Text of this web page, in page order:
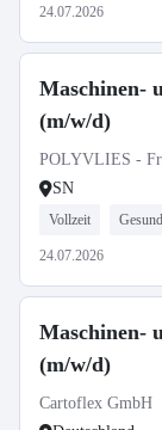
24.07.2026
Maschinen-
(m/w/d)
POLYVLIES -
SN
Vollzeit
24.07.2026
Maschinen-
(m/w/d)
Cartoflex GmbH